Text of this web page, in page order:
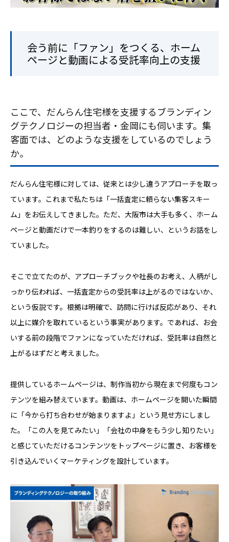
会う前に「ファン」をつくる、ホーム
ページと動画による受託率向上の支援
ここで、だんらん住宅様を支援するブランディン
グテクノロジーの担当者・金岡にも伺います。集
客面では、どのような支援をしているのでしょう
か。
だんらん住宅様に対しては、従来とは少し違うアプローチを取っ
ています。これまで私たちは「一括査定に頼らない集客スキー
ム」をお伝えしてきました。ただ、大阪市は大手も多く、ホーム
ページと動画だけで一本釣りをするのは難しい、というお話をし
ていました。
そこで立てたのが、アプローチブックや社長のお考え、人柄がし
っかり伝われば、一括査定からの受託率は上がるのではないか、
という仮説です。根拠は明確で、訪問に行けば反応があり、それ
以上に媒介を取れているという事実があります。であれば、お会
いする前の段階でファンになっていただければ、受託率は自然と
上がるはずだと考えました。
提供しているホームページは、制作当初から現在まで何度もコン
テンツを組み替えています。動画は、ホームページを開いた瞬間
に「今から打ち合わせが始まりますよ」という見せ方にしまし
た。「この人を見てみたい」「会社の中身をもう少し知りたい」
と感じていただけるコンテンツをトップページに置き、お客様を
引き込んでいくマーケティングを設計しています。